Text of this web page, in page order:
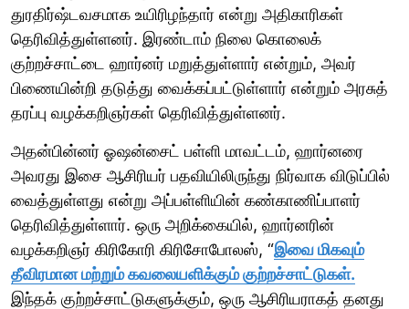
துரதிர்ஷ்டவசமாக உயிரிழந்தார் என்று அதிகாரிகள்
தெரிவித்துள்ளனர். இரண்டாம் நிலை கொலைக்
குற்றச்சாட்டை ஹார்னர் மறுத்துள்ளார் என்றும், அவர்
பிணையின்றி தடுத்து வைக்கப்பட்டுள்ளார் என்றும் அரசுத்
தரப்பு வழக்கறிஞர்கள் தெரிவித்துள்ளனர்.
அதன்பின்னர் ஓஷன்சைட் பள்ளி மாவட்டம், ஹார்னரை
அவரது இசை ஆசிரியர் பதவியிலிருந்து நிர்வாக விடுப்பில்
வைத்துள்ளது என்று அப்பள்ளியின் கண்காணிப்பாளர்
தெரிவித்துள்ளார். ஒரு அறிக்கையில், ஹார்னரின்
வழக்கறிஞர் கிரிகோரி கிரிசோபோலஸ், “இவை மிகவும்
தீவிரமான மற்றும் கவலையளிக்கும் குற்றச்சாட்டுகள்.
இந்தக் குற்றச்சாட்டுகளுக்கும், ஒரு ஆசிரியராகத் தனது